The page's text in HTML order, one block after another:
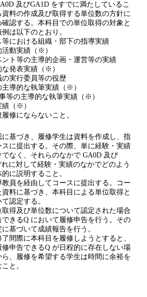
及びGA1D をすでに満たしているこ
料の作成及び取得する単位数の方針に
認する。本科目での単位取得の対象と
は以下のとおり。
等における組織・部下の指導実績
活動実績（※）
ント等の主導的企画・運営等の実績
な発表実績（※）
の実行委員等の役歴
主導的な執筆実績（※）
等の主導的な執筆実績（※）
績（※）
修にならないこと。
に基づき、履修学生は資料を作成し、指
に提出する。その際、単に経験・実績
なく、それらのなかで GA0D 及び
に対して経験・実績のなかでどのよう
に説明すること。
員を経由してコースに提出する。コー
料に基づき、本科目による単位取得と
認定する。
得及び単位数について認定された場合
きるQ において履修申告を行う。その
基づいて成績報告を行う。
間際に本科目を履修しようとすると、
申告できるQ が日程的に存在しない場
、履修を希望する学生は時間に余裕を
と。